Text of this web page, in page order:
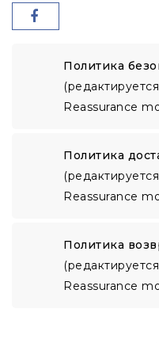
Политика
Reassurance
Политика
Reassurance
Политика
Reassurance